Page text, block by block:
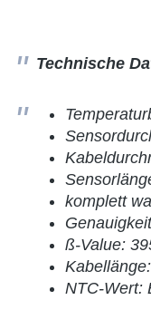
Technische
komplett
ß-Value:
NTC-Wert: